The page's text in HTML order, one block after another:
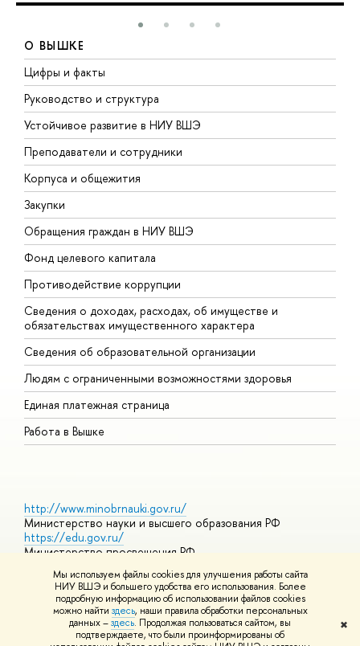
Мы используем файлы cookies для улучшения работы сайта
НИУ ВШЭ и большего удобства его использования. Более
подробную информацию об использовании файлов cookies
можно найти здесь, наши правила обработки персональных
данных –здесь. Продолжая пользоваться сайтом, вы
подтверждаете, что были проинформированы об
✖
О ВЫШКЕ
Цифры и факты
Руководство и структура
Устойчивое развитие в НИУ ВШЭ
Преподаватели и сотрудники
Корпуса и общежития
Закупки
Обращения граждан в НИУ ВШЭ
Фонд целевого капитала
Противодействие коррупции
Сведения о доходах, расходах, об имуществе и
обязательствах имущественного характера
Сведения об образовательной организации
Людям с ограниченными возможностями здоровья
Единая платежная страница
Работа в Вышке
http://www.minobrnauki.gov.ru/
Министерство науки и высшего образования РФ
https://edu.gov.ru/
Министерство просвещения РФ
https://elearning.hse.ru/mooc
Массовые открытые онлайн-курсы
© НИУ ВШЭ 1993–2026 Адреса и контактыУсловия
использования материалов Политика конфиденциальности